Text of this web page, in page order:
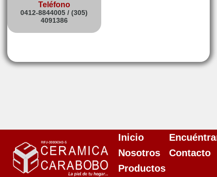
Teléfono
0412-8844005 / (305)
4091386
Inicio
Nosotros
Productos
Contacto